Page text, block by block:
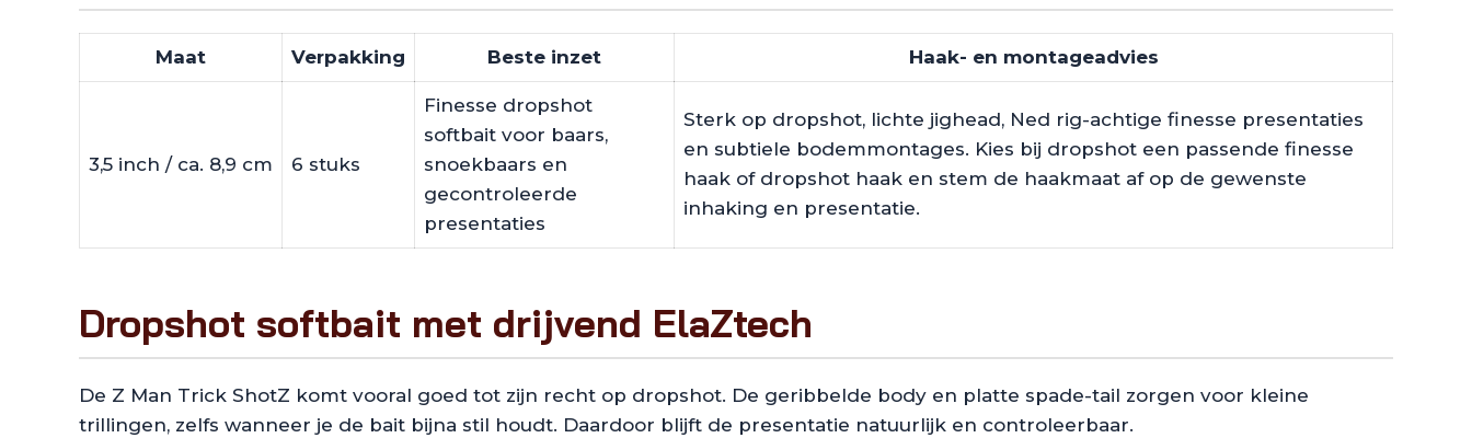
Maat Verpakking Beste inzet Haak- en montageadvies
3,5 inch / ca. 8,9 cm 6 stuks
Finesse dropshot
softbait voor baars,
snoekbaars en
gecontroleerde
presentaties
Sterk op dropshot, lichte jighead, Ned rig-achtige finesse presentaties
en subtiele bodemmontages. Kies bij dropshot een passende finesse
haak of dropshot haak en stem de haakmaat af op de gewenste
inhaking en presentatie.
Dropshot softbait met drijvend ElaZtech
De Z Man Trick ShotZ komt vooral goed tot zijn recht op dropshot. De geribbelde body en platte spade-tail zorgen voor kleine
trillingen, zelfs wanneer je de bait bijna stil houdt. Daardoor blijft de presentatie natuurlijk en controleerbaar.